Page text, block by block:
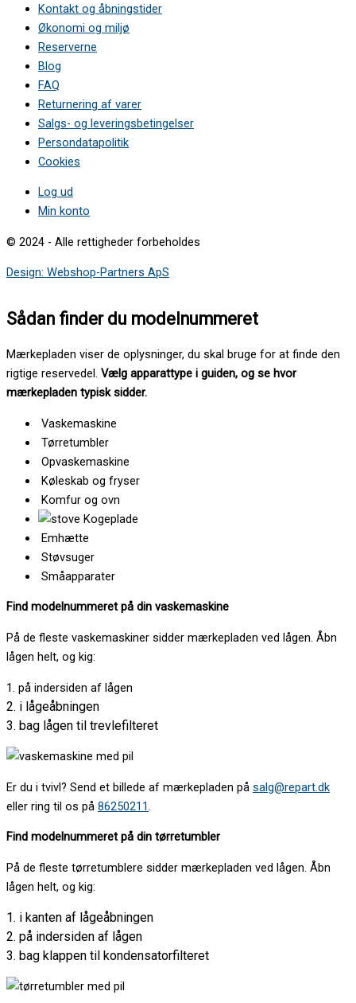
Kontakt og åbningstider
Økonomi og miljø
Reserverne
Blog
FAQ
Returnering af varer
Salgs- og leveringsbetingelser
Persondatapolitik
Cookies
Log ud
Min konto
© 2024 - Alle rettigheder forbeholdes
Design: Webshop-Partners ApS
Sådan finder du modelnummeret
Mærkepladen viser de oplysninger, du skal bruge for at finde den
rigtige reservedel. Vælg apparattype i guiden, og se hvor
mærkepladen typisk sidder.
Vaskemaskine
Tørretumbler
Opvaskemaskine
Køleskab og fryser
Komfur og ovn
Kogeplade
Emhætte
Støvsuger
Småapparater
Find modelnummeret på din vaskemaskine
På de fleste vaskemaskiner sidder mærkepladen ved lågen. Åbn
lågen helt, og kig:
1. på indersiden af lågen
2. i lågeåbningen
3. bag lågen til trevlefilteret
Er du i tvivl? Send et billede af mærkepladen på salg@repart.dk
eller ring til os på 86250211.
Find modelnummeret på din tørretumbler
På de fleste tørretumblere sidder mærkepladen ved lågen. Åbn
lågen helt, og kig:
1. i kanten af lågeåbningen
2. på indersiden af lågen
3. bag klappen til kondensatorfilteret